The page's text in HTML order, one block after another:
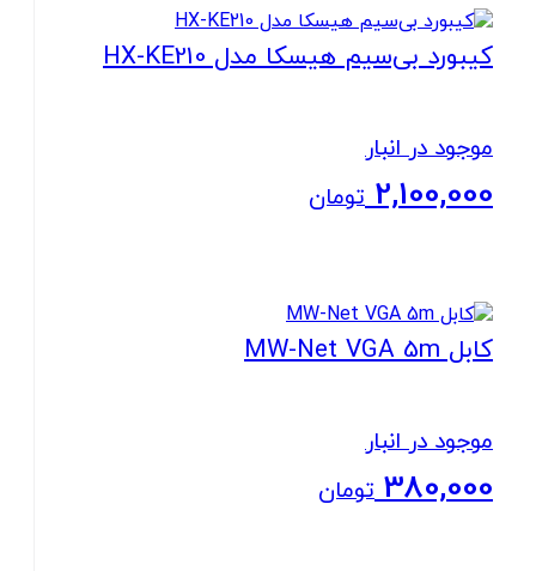
بستن
کیبورد بی‌سیم هیسکا مدل HX-KE210
موجود در انبار
2,100,000 تومان
بستن
کابل MW-Net VGA 5m
موجود در انبار
380,000 تومان